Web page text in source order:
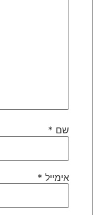
שם *
אימייל *